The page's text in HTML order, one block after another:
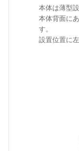
本体は薄型
本体背面に
す。
設置位置に